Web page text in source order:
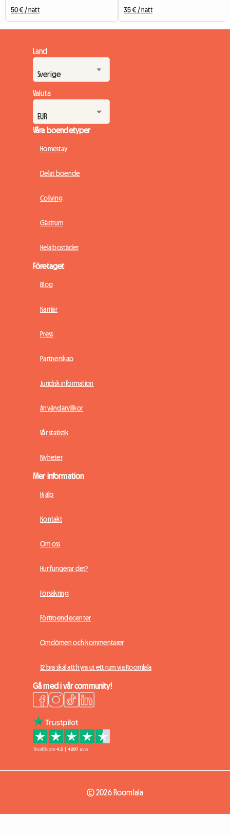
50 € / natt 35 € / natt
Land
Valuta
Våra boendetyper
Homestay
Delat boende
Coliving
Gästrum
Hela bostäder
Företaget
Blog
Karriär
Press
Partnerskap
Juridisk information
Användarvillkor
Vår statistik
Nyheter
Mer information
Hjälp
Kontakt
Om oss
Hur fungerar det?
Försäkring
Förtroendecenter
Omdömen och kommentarer
12 bra skäl att hyra ut ett rum via Roomlala
Gå med i vår community!
© 2026 Roomlala